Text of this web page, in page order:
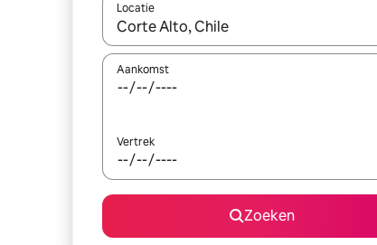
Locatie
Wanneer er resultaten beschikbaar zijn,
Aankomst
Vertrek
Zoeken